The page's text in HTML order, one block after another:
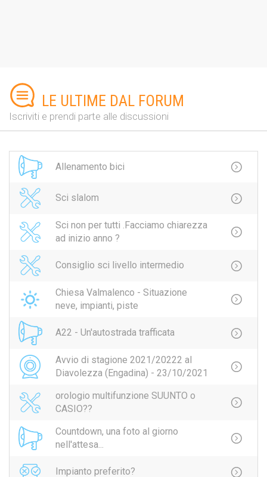
LE ULTIME DAL FORUM
Iscriviti e prendi parte alle discussioni
Allenamento bici
Sci slalom
Sci non per tutti .Facciamo chiarezza
ad inizio anno ?
Consiglio sci livello intermedio
Chiesa Valmalenco - Situazione
neve, impianti, piste
A22 - Un'autostrada trafficata
Avvio di stagione 2021/20222 al
Diavolezza (Engadina) - 23/10/2021
orologio multifunzione SUUNTO o
CASIO??
Countdown, una foto al giorno
nell'attesa...
Impianto preferito?